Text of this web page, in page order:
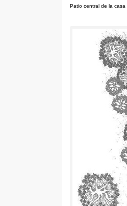
Patio central de la casa